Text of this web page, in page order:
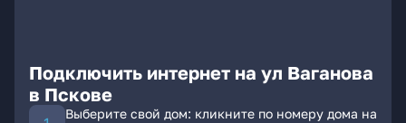
Подключить интернет на ул Ваганова
в Пскове
Выберите свой дом: кликните по номеру дома на